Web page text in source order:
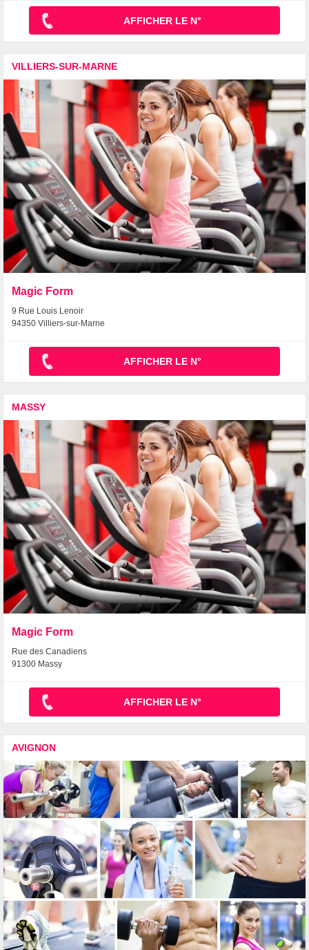
AFFICHER LE N°
VILLIERS-SUR-MARNE
Magic Form
9 Rue Louis Lenoir
94350 Villiers-sur-Marne
AFFICHER LE N°
MASSY
Magic Form
Rue des Canadiens
91300 Massy
AFFICHER LE N°
AVIGNON